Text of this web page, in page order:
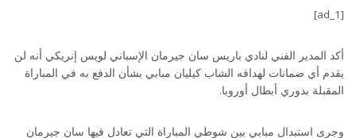
[ad_1]
أكد المدير الفني لنادي باريس سان جيرمان الإسباني لويس إنريكي أنه لن
يقدم أي ضمانات لهدافه الشاب كيليان مبابي بشأن الدفع به في المباراة
المقبلة بدوري أبطال أوروبا.
وجرى استبدال مبابي بين شوطي المباراة التي تعادل فيها سان جيرمان